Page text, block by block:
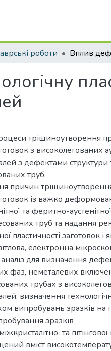
роботи
тріщиноутворення
з високолегованих
з дефектами структури
труб.
причин
із важко
та феритно-
труб та надання
пластичності заготовок і
електронна
для визначення
фаз, неметалевих
трубах з
визначення
випробувань зразків на
зразків
та пітінгової
вміст